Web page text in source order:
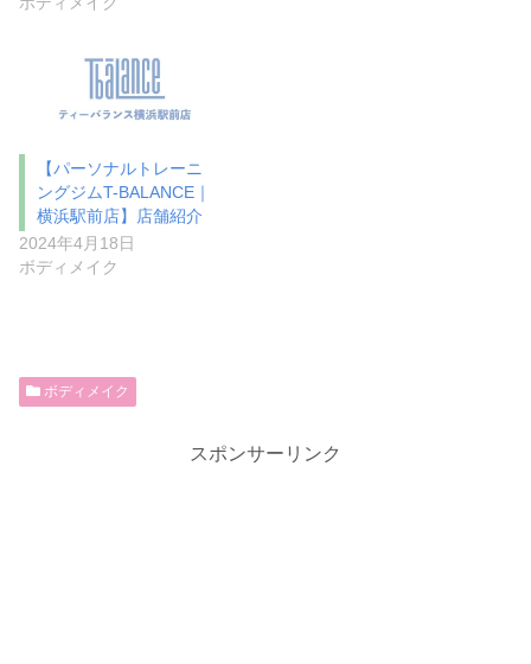
【パーソナルトレーニ
ングジムT-BALANCE｜
横浜駅前店】店舗紹介
2024年4月18日
ボディメイク
ボディメイク
スポンサーリンク